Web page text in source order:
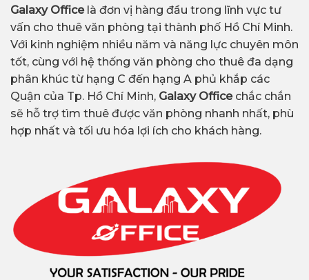
Galaxy Officelà đơn vị hàng đầu trong lĩnh vực tư
vấn cho thuê văn phòng tại thành phố Hồ Chí Minh.
Với kinh nghiệm nhiều năm và năng lực chuyên môn
tốt, cùng với hệ thống văn phòng cho thuê đa dạng
phân khúc từ hạng C đến hạng A phủ khắp các
Quận của Tp. Hồ Chí Minh, Galaxy Office chắc chắn
sẽ hỗ trợ tìm thuê được văn phòng nhanh nhất, phù
hợp nhất và tối ưu hóa lợi ích cho khách hàng.